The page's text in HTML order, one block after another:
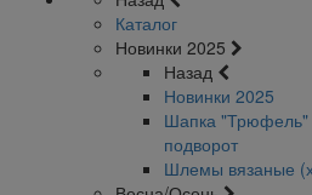
Каталог
Новинки 2025
Назад
Новинки 2025
Шапка "Трюфель"
подворот
Шлемы вязаные